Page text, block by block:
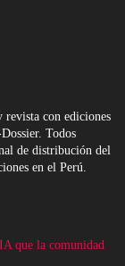
revista con ediciones
Todos
de distribución del
en el Perú.
que la comunidad